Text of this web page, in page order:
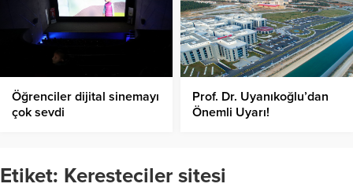
Öğrenciler dijital sinemayı
çok sevdi
Prof. Dr. Uyanıkoğlu’dan
Önemli Uyarı!
Etiket: Keresteciler sitesi